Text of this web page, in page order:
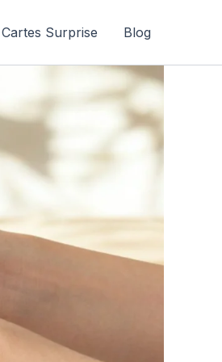
Cartes Surprise Blog